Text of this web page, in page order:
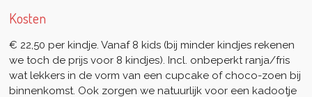
Kosten
€ 22,50 per kindje. Vanaf 8 kids (bij minder kindjes rekenen
we toch de prijs voor 8 kindjes). Incl. onbeperkt ranja/fris
wat lekkers in de vorm van een cupcake of choco-zoen bij
binnenkomst. Ook zorgen we natuurlijk voor een kadootje